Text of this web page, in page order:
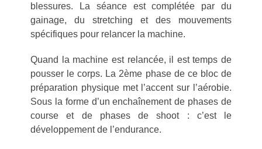
blessures. La séance est complétée par du
gainage, du stretching et des mouvements
spécifiques pour relancer la machine.
Quand la machine est relancée, il est temps de
pousser le corps. La 2ème phase de ce bloc de
préparation physique met l’accent sur l’aérobie.
Sous la forme d’un enchaînement de phases de
course et de phases de shoot : c’est le
développement de l’endurance.